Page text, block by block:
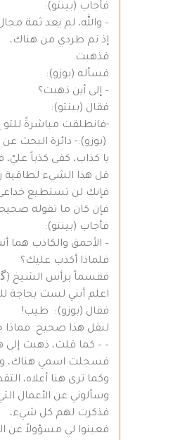
فأجاب (بينتو):
– والله، لم يعد ثمة
إذ تم طردي من هناك،
فذهبت.
فسأله (بوزو):
– إلى أين ذهبت؟
فقال (بينتو):
-فانطلقت مباشرةً للتو
(بوزو):- دائرة البحث
يا كذاب، كفى كذباً
قل هذا الشيء لطاقية
فإنك لن تستطيع خداعي
فإن كان ما تقوله
فأجاب (بينتو):
– الأحمق والكاذب هما
فلماذا أكذب عليك؟
فقسماً برأس الشيخ
اعلم أنني لست بحاجة
فقال (بوزو): طيب!
لنقل هذا صحيح. فماذا
– – كما قلت، ذهبت إلى
فسجلت اسمي هناك،
وكما ترى هنا أعلاه،
وسألوني عن الأعمال
فذكرت لهم كل شيء،
فعينوا لي مسؤولاً عن